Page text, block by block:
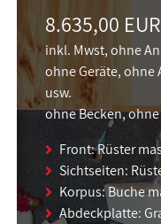
8.635,00 EUR
inkl. Mwst, ohne
ohne Geräte,
usw.
ohne Becken,
Front: Rüster
Sichtseiten:
Korpus: Buche
Abdeckplatte: